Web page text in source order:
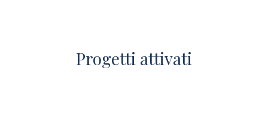
Progetti attivati